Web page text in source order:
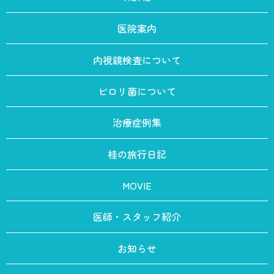
医院案内
内視鏡検査について
ピロリ菌について
治療症例集
桂の旅行日記
MOVIE
医師・スタッフ紹介
お知らせ